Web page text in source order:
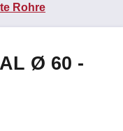
Rohre
Ø 60 -